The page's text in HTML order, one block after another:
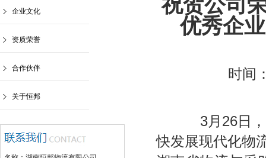
企业文化
资质荣誉
合作伙伴
关于恒邦
祝贺公司
优秀企
时间
3月26日，
快发展现代化物